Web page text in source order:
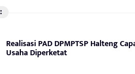
Realisasi PAD DPMPTSP Halteng
Usaha Diperketat